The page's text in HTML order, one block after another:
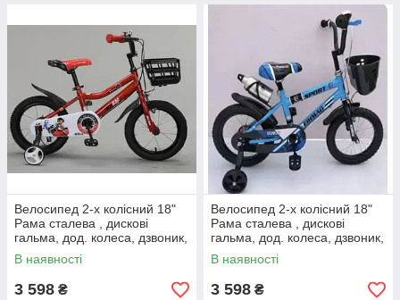
Велосипед 2-х колісний 18"
Рама сталева , дискові
гальма, дод. колеса, дзвоник,
бутилочка, корзинка
В наявності
3 598 ₴
Велосипед 2-х колісний 18"
Рама сталева , дискові
гальма, дод. колеса, дзвоник,
бутилочка, корзинка
В наявності
3 598 ₴